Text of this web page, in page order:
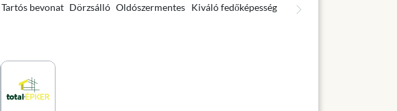
Tartós bevonat Dörzsálló Oldószermentes Kiváló fedőképesség